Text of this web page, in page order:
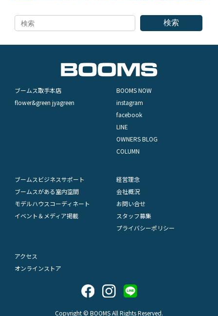
検索
ブームス取手本店
flower&green jyagreen
BOOMS NOW
instagram
facebook
LINE
OWNERS BLOG
COLUMN
ブームスビジネスサポート
ブームスがある室内空間
モデルハウスコーディネート
イベント＆メディア掲載
経営理念
会社概況
お問い合せ
スタッフ募集
プライバシーポリシー
アクセス
オンラインストア
Copyright © BOOMS All Rights Reserved.